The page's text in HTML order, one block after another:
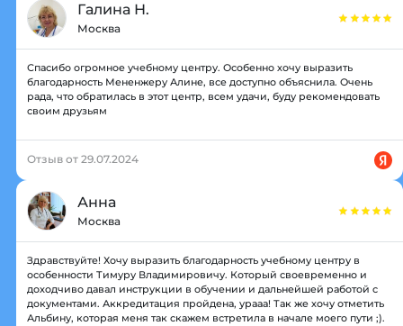
Галина Н.
Москва
Спасибо огромное учебному центру. Особенно хочу выразить
благодарность Мененжеру Алине, все доступно объяснила. Очень
рада, что обратилась в этот центр, всем удачи, буду рекомендовать
своим друзьям
Отзыв от 29.07.2024
Анна
Москва
Здравствуйте! Хочу выразить благодарность учебному центру в
особенности Тимуру Владимировичу. Который своевременно и
доходчиво давал инструкции в обучении и дальнейшей работой с
документами. Аккредитация пройдена, урааа! Так же хочу отметить
Альбину, которая меня так скажем встретила в начале моего пути ;).